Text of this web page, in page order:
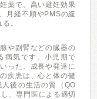
薬で、高い避妊効果
月経不順やPMSの緩
。
や副腎などの臓器の
病気です。小児期で
った、成長や発達に
疾患は、心と体の健
後の生活の質（QO
、専門医による適切